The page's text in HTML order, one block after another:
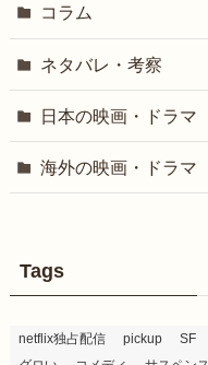
コラム
ネタバレ・考察
日本の映画・ドラマ
海外の映画・ドラマ
Tags
netflix独占配信 pickup SF